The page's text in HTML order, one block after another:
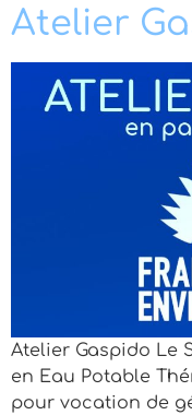
Atelier
Atelier Gaspido Le
en Eau Potable
pour vocation de